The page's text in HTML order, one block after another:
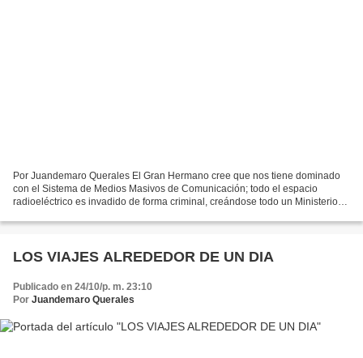
Por Juandemaro Querales El Gran Hermano cree que nos tiene dominado
con el Sistema de Medios Masivos de Comunicación; todo el espacio
radioeléctrico es invadido de forma criminal, creándose todo un Ministerio
LOS VIAJES ALREDEDOR DE UN DIA
Publicado en 24/10/p. m. 23:10
Por Juandemaro Querales